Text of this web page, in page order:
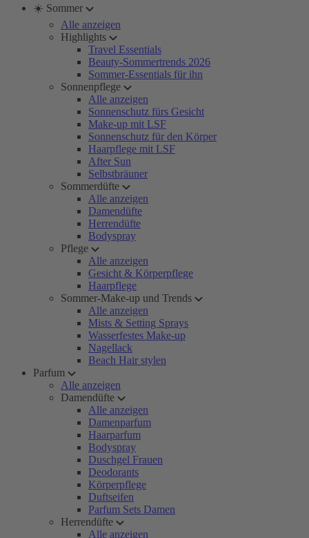
☀️ Sommer
Alle anzeigen
Highlights
Travel Essentials
Beauty-Sommertrends 2026
Sommer-Essentials für ihn
Sonnenpflege
Alle anzeigen
Sonnenschutz fürs Gesicht
Make-up mit LSF
Sonnenschutz für den Körper
Haarpflege mit LSF
After Sun
Selbstbräuner
Sommerdüfte
Alle anzeigen
Damendüfte
Herrendüfte
Bodyspray
Pflege
Alle anzeigen
Gesicht & Körperpflege
Haarpflege
Sommer-Make-up und Trends
Alle anzeigen
Mists & Setting Sprays
Wasserfestes Make-up
Nagellack
Beach Hair stylen
Parfum
Alle anzeigen
Damendüfte
Alle anzeigen
Damenparfum
Haarparfum
Bodyspray
Duschgel Frauen
Deodorants
Körperpflege
Duftseifen
Parfum Sets Damen
Herrendüfte
Alle anzeigen